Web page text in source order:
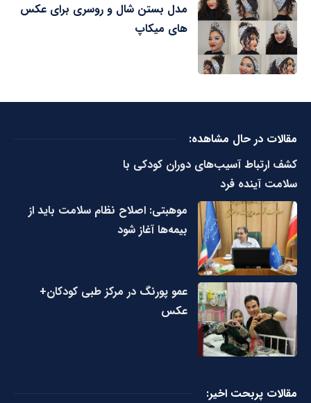
مدل بستن شال و روسری برای عکس
های میکاپ
مقالات در حال مشاهده:
کشف ارتباط آسیب‌های دوران کودکی با
سلامت آینده فرد
موهبتی: اصلاح نظام سلامت باید از
بیمه‌ها آغاز شود
عمو پورنگ در مرکز طبی کودکان+
عکس
مقالات پربحت اخیر: